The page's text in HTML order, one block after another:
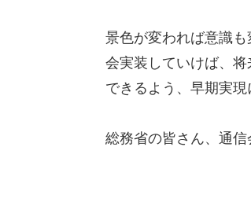
景色が変われば意識
会実装していけば、
できるよう、早期実現
総務省の皆さん、通信